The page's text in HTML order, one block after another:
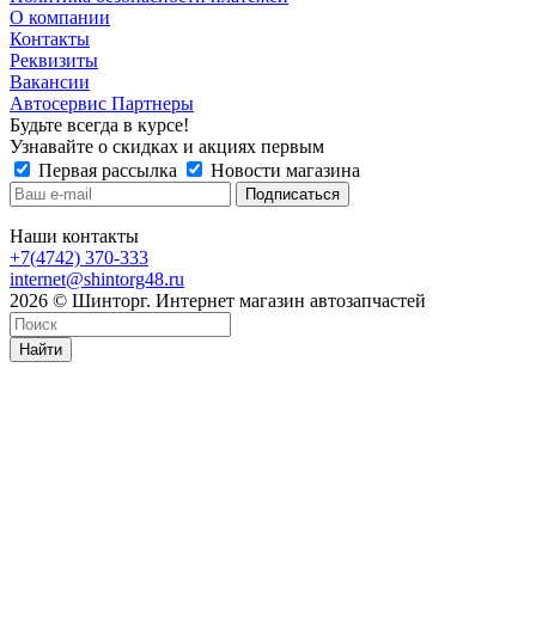
О компании
Контакты
Реквизиты
Вакансии
Автосервис Партнеры
Будьте всегда в курсе!
Узнавайте о скидках и акциях первым
Первая рассылка
Новости магазина
Наши контакты
+7(4742) 370-333
internet@shintorg48.ru
2026 © Шинторг. Интернет магазин автозапчастей
Найти